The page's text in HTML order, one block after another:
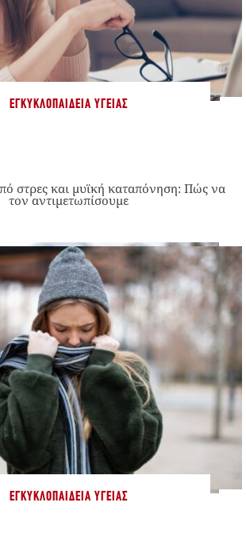
ΕΓΚΥΚΛΟΠΑΊΔΕΙΑ ΥΓΕΊΑΣ
στρες και μυϊκή καταπόνηση: Πώς να
τον αντιμετωπίσουμε
ΕΓΚΥΚΛΟΠΑΊΔΕΙΑ ΥΓΕΊΑΣ